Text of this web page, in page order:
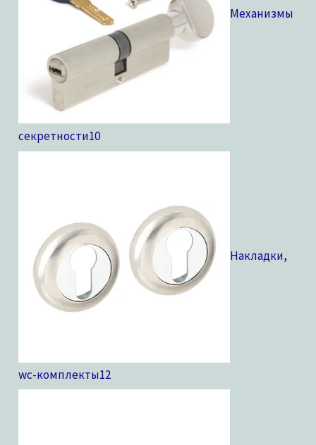
Механизмы
секретности10
Накладки,
wc-комплекты12